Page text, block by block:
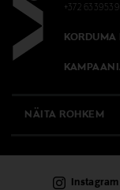
Suurus
200 ml
Koostisosad
Sativa (Rice)
Panthenol,
+372
KORDUMA
NÄITA ROHKEM
Instagram